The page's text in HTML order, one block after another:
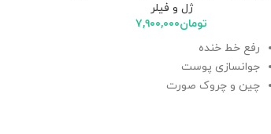
ژل و فیلر
تومان۷,۹۰۰,۰۰۰
رفع خط خنده
جوانسازی پوست
چین و چروک صورت